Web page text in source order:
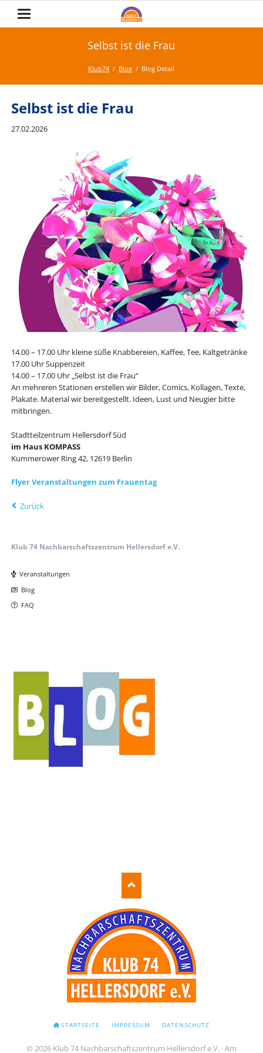
Selbst ist die Frau
Klub74 Blog Blog Detail
Selbst ist die Frau
27.02.2026
14.00 – 17.00 Uhr kleine süße Knabbereien, Kaffee, Tee, Kaltgetränke
17.00 Uhr Suppenzeit
14.00 – 17.00 Uhr „Selbst ist die Frau“
An mehreren Stationen erstellen wir Bilder, Comics, Kollagen, Texte,
Plakate. Material wir bereitgestellt. Ideen, Lust und Neugier bitte
mitbringen.
Stadtteilzentrum Hellersdorf Süd
im Haus KOMPASS
Kummerower Ring 42, 12619 Berlin
Flyer Veranstaltungen zum Frauentag
Zurück
Klub 74 Nachbarschaftszentrum Hellersdorf e.V.
überspringen
Veranstaltungen
Blog
FAQ
STARTSEITE IMPRESSUM DATENSCHUTZ
© 2026 Klub 74 Nachbarschaftszentrum Hellersdorf e.V. · Am